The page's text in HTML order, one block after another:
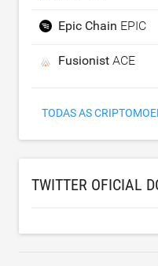
Epic Chain EPIC
Fusionist ACE
TODAS AS
TWITTER OFICIAL